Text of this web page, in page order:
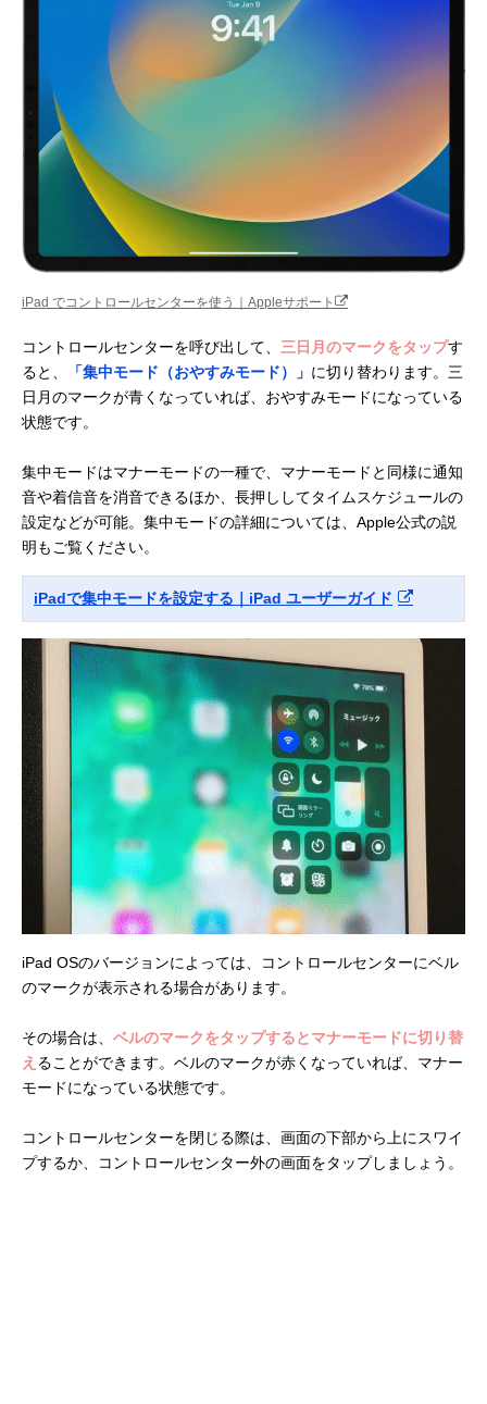
iPad でコントロールセンターを使う｜Appleサポート
コントロールセンターを呼び出して、 三日月のマークをタップす
ると、
「集中モード（おやすみモード）」 に切り替わります。三
日月のマークが青くなっていれば、おやすみモードになっている
状態です。
集中モードはマナーモードの一種で、マナーモードと同様に通知
音や着信音を消音できるほか、長押ししてタイムスケジュールの
設定などが可能。集中モードの詳細については、Apple公式の説
明もご覧ください。
iPadで集中モードを設定する｜iPad ユーザーガイド
iPad OSのバージョンによっては、コントロールセンターにベル
のマークが表示される場合があります。
その場合は、 ベルのマークをタップするとマナーモードに切り替
え ることができます。ベルのマークが赤くなっていれば、マナー
モードになっている状態です。
コントロールセンターを閉じる際は、画面の下部から上にスワイ
プするか、コントロールセンター外の画面をタップしましょう。